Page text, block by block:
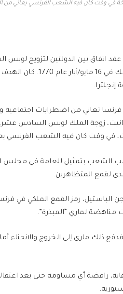
في وقت كان فيه الشعب الفرنسي يعاني من
عاما من ماري أنطوانيت ذات 14
إنجلترا.
فرنسا تعاني من اضطرابات
زوجة الملك لويس السادس عشر،
في وقت كان فيه الشعب الفرنسي
عندما طالب الشعب بتمثيل للعامة في
الشعب على سجن الباستيل، رمز القمع
لماري “المبذرة”.
ذلك ماري إلى الخروج والانحناء
رافضة أي مساومة حتى بعد